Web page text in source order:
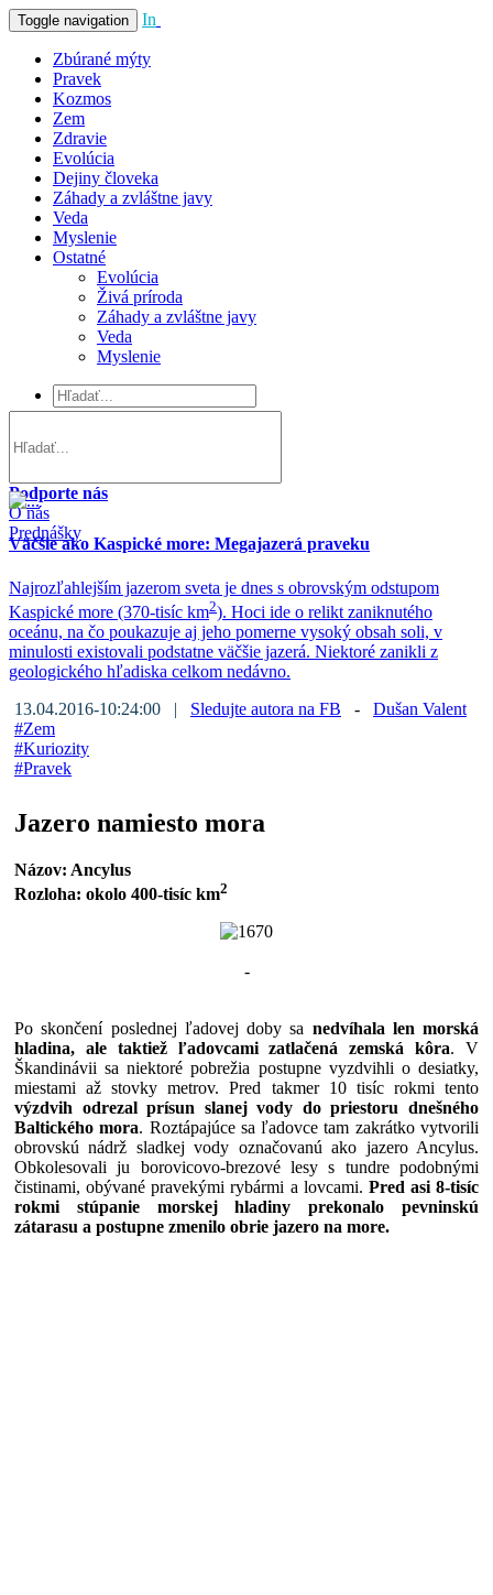
Toggle navigation In
Zbúrané mýty
Pravek
Kozmos
Zem
Zdravie
Evolúcia
Dejiny človeka
Záhady a zvláštne javy
Veda
Myslenie
Ostatné
Evolúcia
Živá príroda
Záhady a zvláštne javy
Veda
Myslenie
Podporte nás
O nás
Prednášky
Väčšie ako Kaspické more: Megajazerá praveku
Najrozľahlejším jazerom sveta je dnes s obrovským odstupom
Kaspické more (370-tisíc km2). Hoci ide o relikt zaniknutého
oceánu, na čo poukazuje aj jeho pomerne vysoký obsah soli, v
minulosti existovali podstatne väčšie jazerá. Niektoré zanikli z
geologického hľadiska celkom nedávno.
13.04.2016-10:24:00 | Sledujte autora na FB - Dušan Valent
#Zem
#Kuriozity
#Pravek
Jazero namiesto mora
Názov: Ancylus
Rozloha: okolo 400-tisíc km2
-
Po skončení poslednej ľadovej doby sa nedvíhala len morská
hladina, ale taktiež ľadovcami zatlačená zemská kôra. V
Škandinávii sa niektoré pobrežia postupne vyzdvihli o desiatky,
miestami až stovky metrov. Pred takmer 10 tisíc rokmi tento
výzdvih odrezal prísun slanej vody do priestoru dnešného
Baltického mora. Roztápajúce sa ľadovce tam zakrátko vytvorili
obrovskú nádrž sladkej vody označovanú ako jazero Ancylus.
Obkolesovali ju borovicovo-brezové lesy s tundre podobnými
čistinami, obývané pravekými rybármi a lovcami. Pred asi 8-tisíc
rokmi stúpanie morskej hladiny prekonalo pevninskú
zátarasu a postupne zmenilo obrie jazero na more.